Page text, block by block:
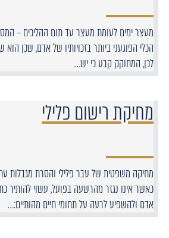
מעצר ימים לעומת מעצר עד תום ההליכים –
הכלי הפוגעני ביותר בזכויותיו של אדם, שכן הוא
לכן, המחוקק קבע כי יש…
מחיקת רישום פלילי
מחיקה משפטית של עבר פלילי והסרת מגבלות
כאשר אינו נגזר מהרשעה בפועל, עשוי
אדם ולהשפיע לרעה על תחומי חיים מהותיים:…